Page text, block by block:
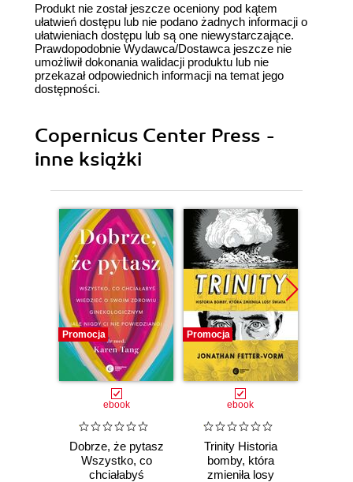
Produkt nie został jeszcze oceniony pod kątem
ułatwień dostępu lub nie podano żadnych informacji o
ułatwieniach dostępu lub są one niewystarczające.
Prawdopodobnie Wydawca/Dostawca jeszcze nie
umożliwił dokonania walidacji produktu lub nie
przekazał odpowiednich informacji na temat jego
dostępności.
Copernicus Center Press -
inne książki
Promocja
ebook
Dobrze, że pytasz
Wszystko, co
chciałabyś
Promocja
ebook
Trinity Historia
bomby, która
zmieniła losy